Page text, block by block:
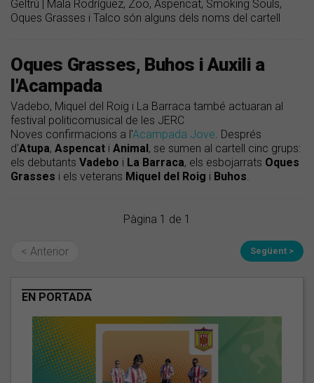
Geltrú | Mala Rodríguez, Zoo, Aspencat, Smoking Souls,
Oques Grasses i Talco són alguns dels noms del cartell
Oques Grasses, Buhos i Auxili a
l'Acampada
Vadebo, Miquel del Roig i La Barraca també actuaran al
festival politicomusical de les JERC
Noves confirmacions a l'Acampada Jove. Després
d'Atupa, Aspencat i Animal , se sumen al cartell cinc grups:
els debutants Vadebo i La Barraca, els esbojarrats Oques
Grasses i els veterans Miquel del Roig i Buhos.
Pàgina 1 de 1
< Anterior Següent >
EN PORTADA